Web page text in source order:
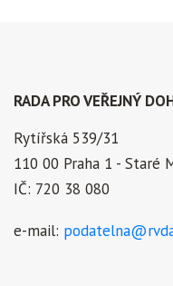
RADA PRO VEŘEJNÝ
Rytířská 539/31
110 00 Praha 1 - Staré
IČ: 720 38 080
e-mail: